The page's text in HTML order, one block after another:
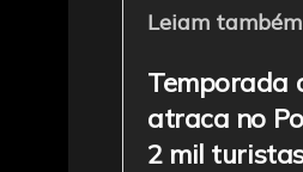
b
o
o
k
Leiam também
Temporada
atraca no
2 mil